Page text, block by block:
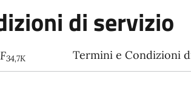
di servizio
34,7K Termini e Condizioni